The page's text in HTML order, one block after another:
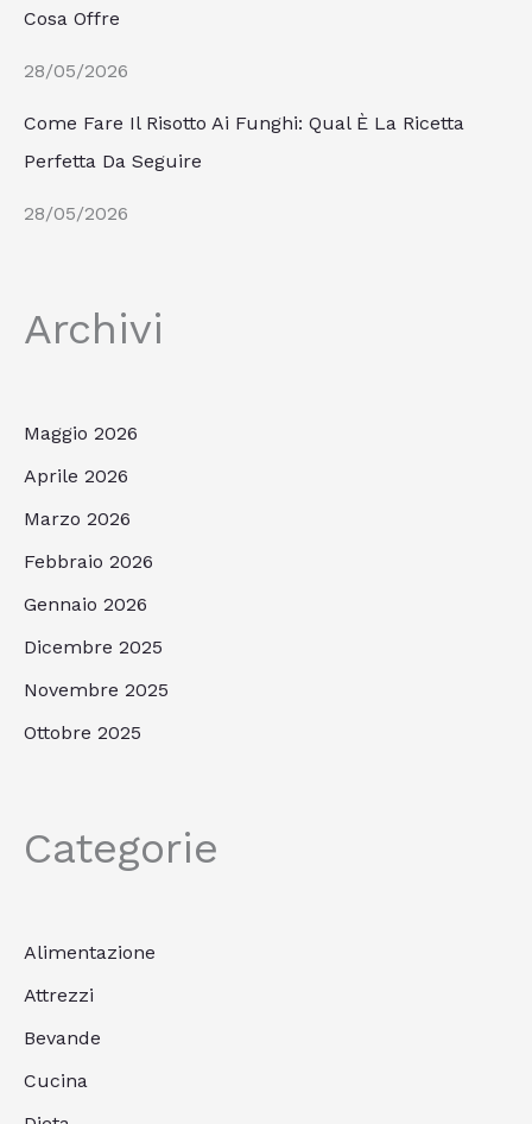
Cosa Offre
28/05/2026
Come Fare Il Risotto Ai Funghi: Qual È La Ricetta
Perfetta Da Seguire
28/05/2026
Archivi
Maggio 2026
Aprile 2026
Marzo 2026
Febbraio 2026
Gennaio 2026
Dicembre 2025
Novembre 2025
Ottobre 2025
Categorie
Alimentazione
Attrezzi
Bevande
Cucina